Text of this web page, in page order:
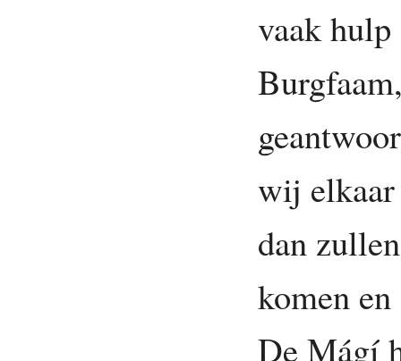
vaak hulp
wij
dan
komen
De Mágí